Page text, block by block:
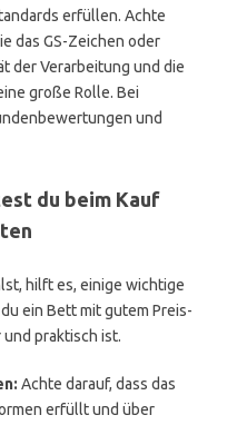
erfüllen. Achte
das GS-Zeichen oder
der Verarbeitung und die
große Rolle. Bei
und
du beim Kauf
hilft es, einige wichtige
ein Bett mit gutem Preis-
praktisch ist.
Achte darauf, dass das
erfüllt und über